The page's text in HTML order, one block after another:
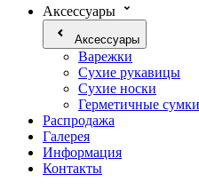
Аксессуары
Аксессуары
Варежки
Сухие рукавицы
Сухие носки
Герметичные сумки
Распродажа
Галерея
Информация
Контакты